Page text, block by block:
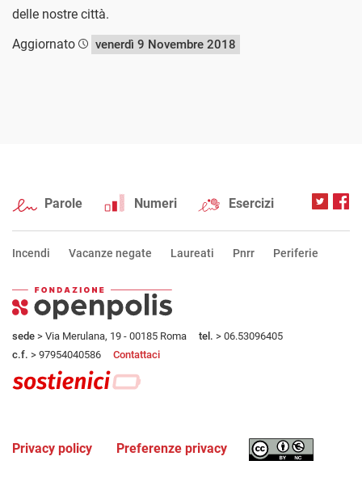
delle nostre città.
Aggiornato
venerdì 9 Novembre 2018
Parole Numeri Esercizi
Incendi Vacanze negate Laureati Pnrr Periferie
sede > Via Merulana, 19 - 00185 Roma tel. > 06.53096405
c.f. > 97954040586 Contattaci
Privacy policy Preferenze privacy